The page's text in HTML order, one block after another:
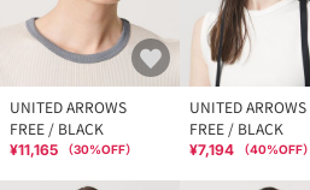
UNITED ARROWS
FREE / BLACK
¥11,165 （30%OFF）
UNITED ARROWS
FREE / BLACK
¥7,194 （40%OFF）